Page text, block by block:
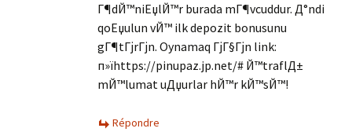
Г¶dЙ™niЕџlЙ™r burada mГ¶vcuddur. Д°ndi
qoЕџulun vЙ™ ilk depozit bonusunu
gГ¶tГјrГјn. Oynamaq ГјГ§Гјn link:
п»їhttps://pinupaz.jp.net/# Й™traflД±
mЙ™lumat uДџurlar hЙ™r kЙ™sЙ™!
Répondre